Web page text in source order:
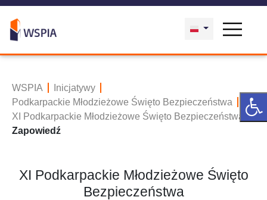
WSPIA
Inicjatywy
Podkarpackie Młodzieżowe Święto Bezpieczeństwa
XI Podkarpackie Młodzieżowe Święto Bezpieczeństwa
Zapowiedź
XI Podkarpackie Młodzieżowe Święto
Bezpieczeństwa